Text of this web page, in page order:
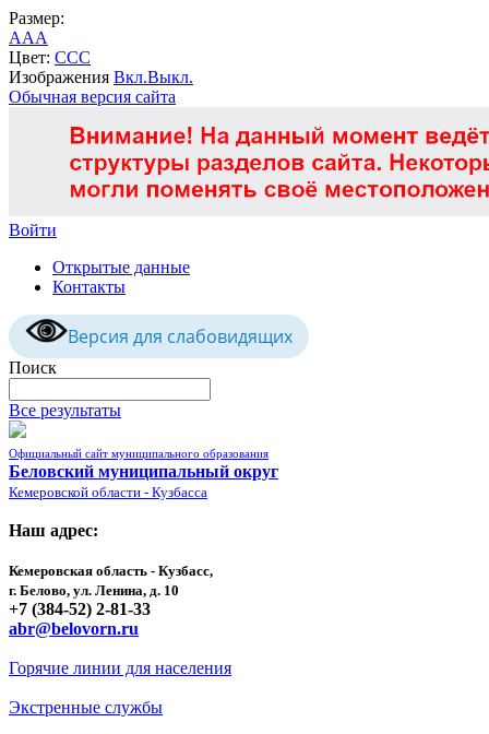
Размер:
AAA
Цвет: CCC
Изображения Вкл.Выкл.
Обычная версия сайта
Войти
Открытые данные
Контакты
Версия для слабовидящих
Поиск
Все результаты
Официальный сайт муниципального образования
Беловский муниципальный округ
Кемеровской области - Кузбасса
Наш адрес:
Кемеровская область - Кузбасс,
г. Белово, ул. Ленина, д. 10
+7 (384-52) 2-81-33
abr@belovorn.ru
Горячие линии для населения
Экстренные службы